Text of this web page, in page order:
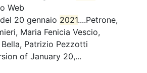
Web
20 gennaio 2021....Petrone,
Maria Fenicia Vescio,
Patrizio Pezzotti
of January 20,...